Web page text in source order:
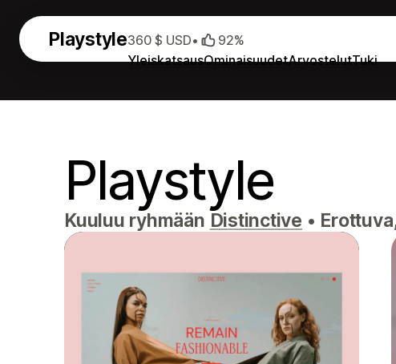
Playstyle
YleiskatsausOminaisuudetArvostelutTuki
360 $ USD• 92%
Playstyle
Kuuluu ryhmään Distinctive •